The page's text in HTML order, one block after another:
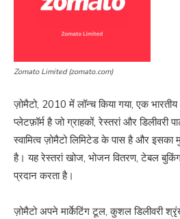
Zomato Limited (zomato.com)
ज़ोमैटो, 2010 में लॉन्च किया गया, एक
प्लेटफ़ॉर्म है जो ग्राहकों, रेस्तरां और डिलीवरी
स्वामित्व ज़ोमैटो लिमिटेड के पास है और इसका
है। यह रेस्तरां खोज, भोजन वितरण, टेबल
प्रदान करता है।
ज़ोमैटो अपने मार्केटिंग टूल, कुशल डिलीवरी